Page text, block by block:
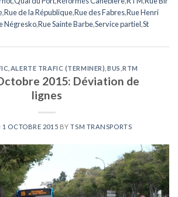
,Rue de la République,Rue des Fabres,Rue Henri
Négresko,Rue Sainte Barbe,Service partiel,St
ALERTE TRAFIC (TERMINER) BUS ,RTM
2015: Déviation de
lignes
1 OCTOBRE 2015 BYTSM TRANSPORTS